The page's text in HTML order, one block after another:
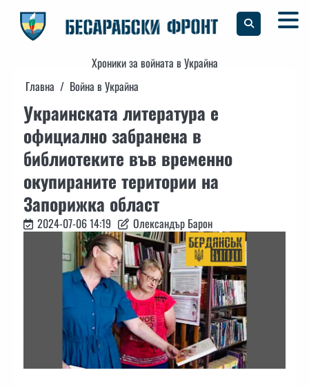
content
Хроники за войната в Украйна
Главна
Война в Украйна
Украинската литература е
официално забранена в
библиотеките във временно
окупираните територии на
Запорижка област
2024-07-06 14:19 Олександър Барон